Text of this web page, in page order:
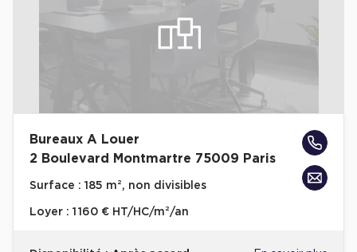
Plateaux opérés à Lyon
Plateaux opérés à Neuilly-sur-Seine
Plateaux opérés à Boulogne-Billancourt
Collections Flex / Coworking
Bureaux A Louer
2 Boulevard Montmartre 75009 Paris
Surface : 185 m², non divisibles
Loyer : 1 160 € HT/HC/m²/an